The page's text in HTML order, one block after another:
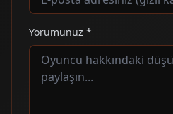
Yorumunuz *